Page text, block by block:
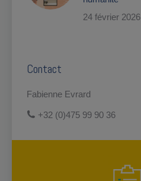
24 février 2026
Contact
Fabienne Evrard
+32 (0)475 99 90 36